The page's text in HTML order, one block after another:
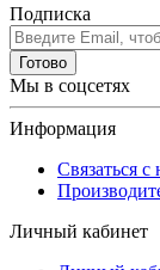
Подписка
Готово
Мы в соцсетях
Информация
Связаться с
Личный кабинет